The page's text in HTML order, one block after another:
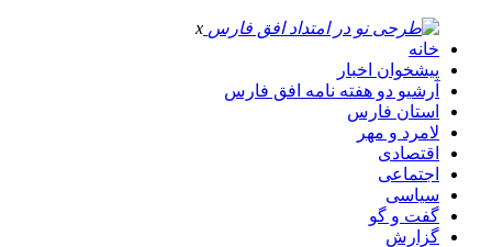
x
خانه
پیشخوان اخبار
آرشیو دو هفته نامه افق فارس
استان فارس
لامرد و مهر
اقتصادی
اجتماعی
سیاسی
گفت و گو
گزارش